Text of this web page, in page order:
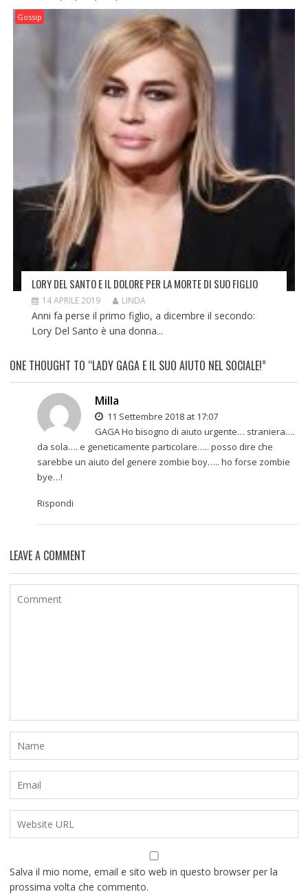
Gossip
LORY DEL SANTO E IL DOLORE PER LA MORTE DI SUO FIGLIO
14 APRILE 2019 LINDA
Anni fa perse il primo figlio, a dicembre il secondo:
Lory Del Santo è una donna...
ONE THOUGHT TO “LADY GAGA E IL SUO AIUTO NEL SOCIALE!”
Milla
11 Settembre 2018 at 17:07
GAGA Ho bisogno di aiuto urgente… straniera….
da sola…. e geneticamente particolare….. posso dire che
sarebbe un aiuto del genere zombie boy….. ho forse zombie
bye…!
Rispondi
LEAVE A COMMENT
Salva il mio nome, email e sito web in questo browser per la
prossima volta che commento.